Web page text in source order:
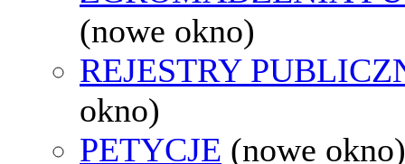
(nowe okno)
REJESTRY
okno)
PETYCJE (nowe okno)